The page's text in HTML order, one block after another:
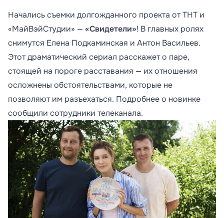
Начались съемки долгожданного проекта от ТНТ и
«МайВэйСтудии» — «Свидетели»! В главных ролях
снимутся Елена Подкаминская и Антон Васильев.
Этот драматический сериал расскажет о паре,
стоящей на пороге расставания — их отношения
осложнены обстоятельствами, которые не
позволяют им разъехаться. Подробнее о новинке
сообщили сотрудники телеканала.